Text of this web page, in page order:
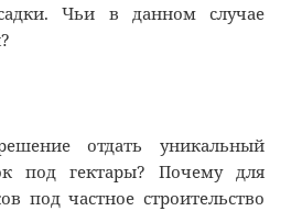
Чьи в данном случае
отдать уникальный
под гектары? Почему для
под частное строительство